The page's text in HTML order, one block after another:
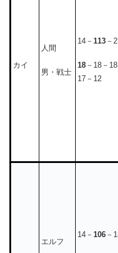
カイ
人間
男・戦士
14－ 113 －
18 －18－18
17－12
エルフ
14－ 106 －